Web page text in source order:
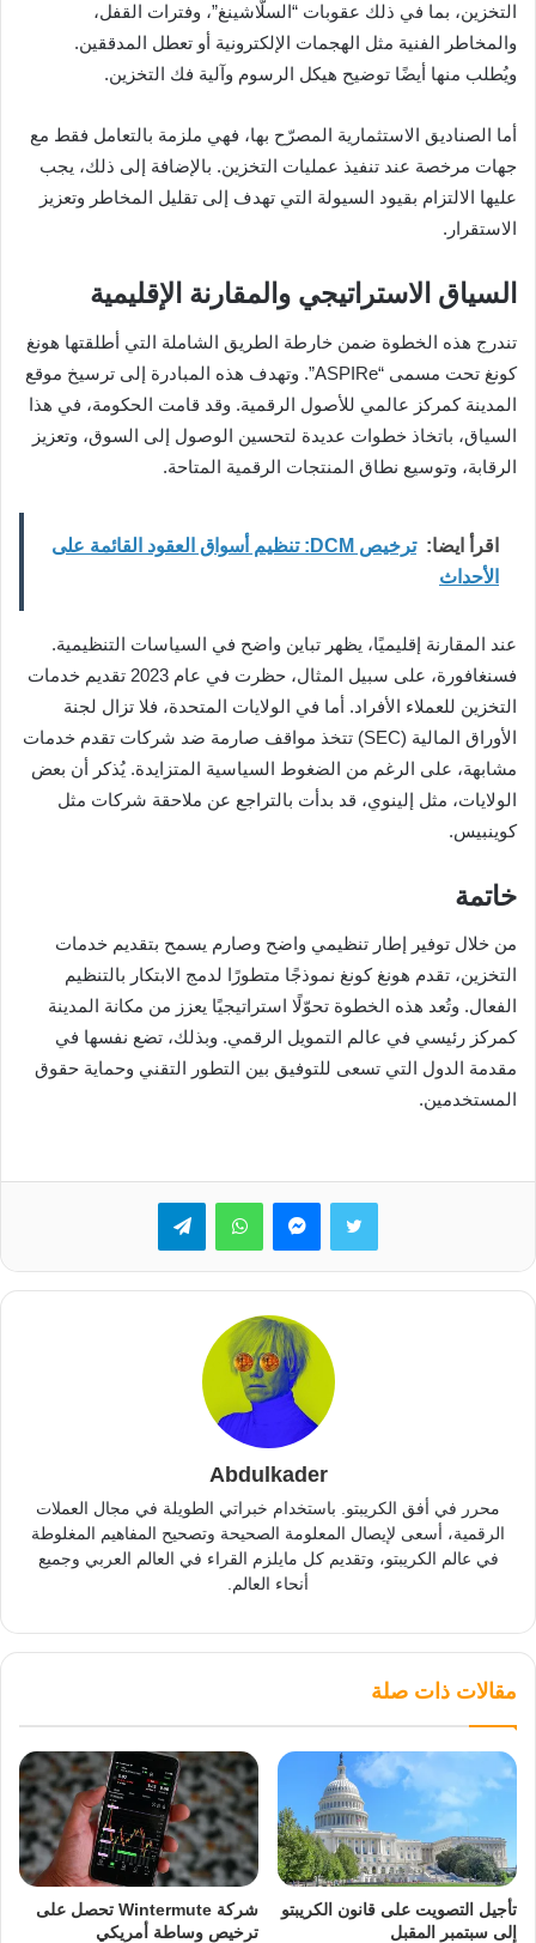
التخزين، بما في ذلك عقوبات “السلّاشينغ”، وفترات القفل،
والمخاطر الفنية مثل الهجمات الإلكترونية أو تعطل المدققين.
ويُطلب منها أيضًا توضيح هيكل الرسوم وآلية فك التخزين.
أما الصناديق الاستثمارية المصرّح بها، فهي ملزمة بالتعامل فقط مع
جهات مرخصة عند تنفيذ عمليات التخزين. بالإضافة إلى ذلك، يجب
عليها الالتزام بقيود السيولة التي تهدف إلى تقليل المخاطر وتعزيز
الاستقرار.
السياق الاستراتيجي والمقارنة الإقليمية
تندرج هذه الخطوة ضمن خارطة الطريق الشاملة التي أطلقتها هونغ
كونغ تحت مسمى “ASPIRe”. وتهدف هذه المبادرة إلى ترسيخ موقع
المدينة كمركز عالمي للأصول الرقمية. وقد قامت الحكومة، في هذا
السياق، باتخاذ خطوات عديدة لتحسين الوصول إلى السوق، وتعزيز
الرقابة، وتوسيع نطاق المنتجات الرقمية المتاحة.
اقرأ ايضا:
ترخيص DCM: تنظيم أسواق العقود القائمة على
الأحداث
عند المقارنة إقليميًا، يظهر تباين واضح في السياسات التنظيمية.
فسنغافورة، على سبيل المثال، حظرت في عام 2023 تقديم خدمات
التخزين للعملاء الأفراد. أما في الولايات المتحدة، فلا تزال لجنة
الأوراق المالية (SEC) تتخذ مواقف صارمة ضد شركات تقدم خدمات
مشابهة، على الرغم من الضغوط السياسية المتزايدة. يُذكر أن بعض
الولايات، مثل إلينوي، قد بدأت بالتراجع عن ملاحقة شركات مثل
كوينبيس.
خاتمة
من خلال توفير إطار تنظيمي واضح وصارم يسمح بتقديم خدمات
التخزين، تقدم هونغ كونغ نموذجًا متطورًا لدمج الابتكار بالتنظيم
الفعال. وتُعد هذه الخطوة تحوّلًا استراتيجيًا يعزز من مكانة المدينة
كمركز رئيسي في عالم التمويل الرقمي. وبذلك، تضع نفسها في
مقدمة الدول التي تسعى للتوفيق بين التطور التقني وحماية حقوق
المستخدمين.
تويتر ماسنجرواتساب تيلقرام
Abdulkader
محرر في أفق الكريبتو. باستخدام خبراتي الطويلة في مجال العملات
الرقمية، أسعى لإيصال المعلومة الصحيحة وتصحيح المفاهيم المغلوطة
في عالم الكريبتو، وتقديم كل مايلزم القراء في العالم العربي وجميع
أنحاء العالم.
مقالات ذات صلة
تأجيل التصويت على قانون الكريبتو
إلى سبتمبر المقبل
شركة Wintermute تحصل على
ترخيص وساطة أمريكي